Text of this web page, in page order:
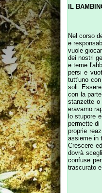
assieme in
Crescere ed
dovrà
confuse per